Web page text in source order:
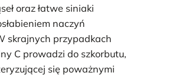
oraz łatwe siniaki
naczyń
skrajnych przypadkach
C prowadzi do szkorbutu,
się poważnymi